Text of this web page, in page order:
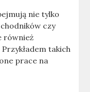
nie tylko
czy
również
takich
prace na